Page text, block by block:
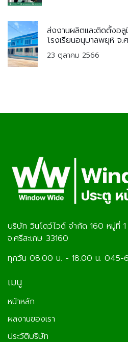
ส่งงานผลิตและติดตั้งอลู
โรงเรียนอนุบาลพยุห์ จ.
23 ตุลาคม 2566
บริษัท วินโดว์ไวด์ จำกัด 160 หมู่ที่
จ.ศรีสะเกษ 33160
ทุกวัน 08.00 น. - 18.00 น. 045-
เมนู
หน้าหลัก
ผลงานของเรา
ประวัติบริษัท